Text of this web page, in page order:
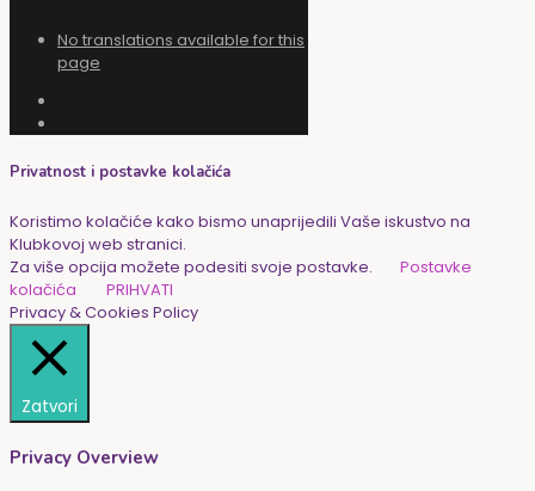
No translations available for this
page
Privatnost i postavke kolačića
Koristimo kolačiće kako bismo unaprijedili Vaše iskustvo na
Klubkovoj web stranici.
Za više opcija možete podesiti svoje postavke.
Postavke
kolačića
PRIHVATI
Privacy & Cookies Policy
Zatvori
Privacy Overview